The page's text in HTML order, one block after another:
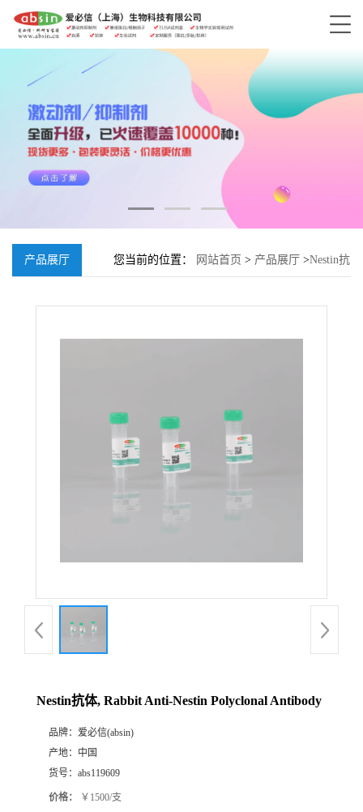
产品展厅 您当前的位置： 网站首页 > 产品展厅 >Nestin抗
Nestin抗体, Rabbit Anti-Nestin Polyclonal Antibody
品牌： 爱必信(absin)
产地： 中国
货号： abs119609
价格： ￥1500/支